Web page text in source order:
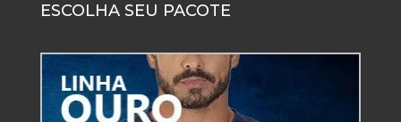
ESCOLHA SEU PACOTE